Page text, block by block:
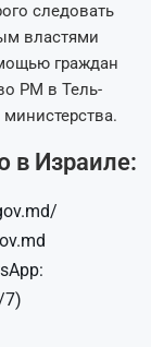
следовать
властями
граждан
РМ в Тель-
в Израиле:
7)